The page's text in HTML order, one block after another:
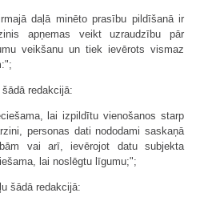
daļā minēto prasību pildīšanā ir
apņemas veikt uzraudzību pār
veikšanu un tiek ievērots vismaz
redakcijā:
lai izpildītu vienošanos starp
personas dati nododami saskaņā
vai arī, ievērojot datu subjekta
lai noslēgtu līgumu;";
šādā redakcijā: